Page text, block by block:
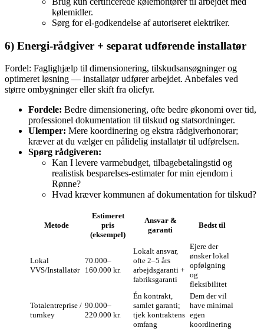
kølemidler.
Sørg for el‑godkendelse af autoriseret elektriker.
6) Energi‑rådgiver + separat udførende installatør
Fordel: Faglighjælp til dimensionering, tilskudsansøgninger og
optimeret løsning — installatør udfører arbejdet. Anbefales ved
større ombygninger eller skift fra oliefyr.
Fordele: Bedre dimensionering, ofte bedre økonomi over tid,
professionel dokumentation til tilskud og statsordninger.
Ulemper: Mere koordinering og ekstra rådgiverhonorar;
kræver at du vælger en pålidelig installatør til udførelsen.
Spørg rådgiveren:
Kan I levere varmebudget, tilbagebetalingstid og
realistisk besparelses‑estimater for min ejendom i
Rønne?
Hvad kræver kommunen af dokumentation for tilskud?
Metode
Estimeret
pris
(eksempel)
Ansvar &
garanti
Bedst til
Lokal
VVS/Installatør
70.000–
160.000 kr.
Lokalt ansvar,
ofte 2–5 års
arbejdsgaranti +
fabriksgaranti
Ejere der
ønsker lokal
opfølgning
og
fleksibilitet
Totalentreprise /
turnkey
90.000–
220.000 kr.
Én kontrakt,
samlet garanti;
tjek kontraktens
omfang
Dem der vil
have minimal
egen
koordinering